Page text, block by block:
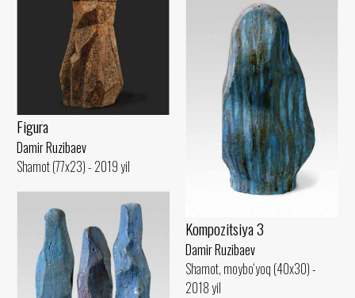
Figura
Damir Ruzibaev
Shamot (77x23) - 2019 yil
Kompozitsiya 3
Damir Ruzibaev
Shamot, moybo‘yoq (40x30) -
2018 yil